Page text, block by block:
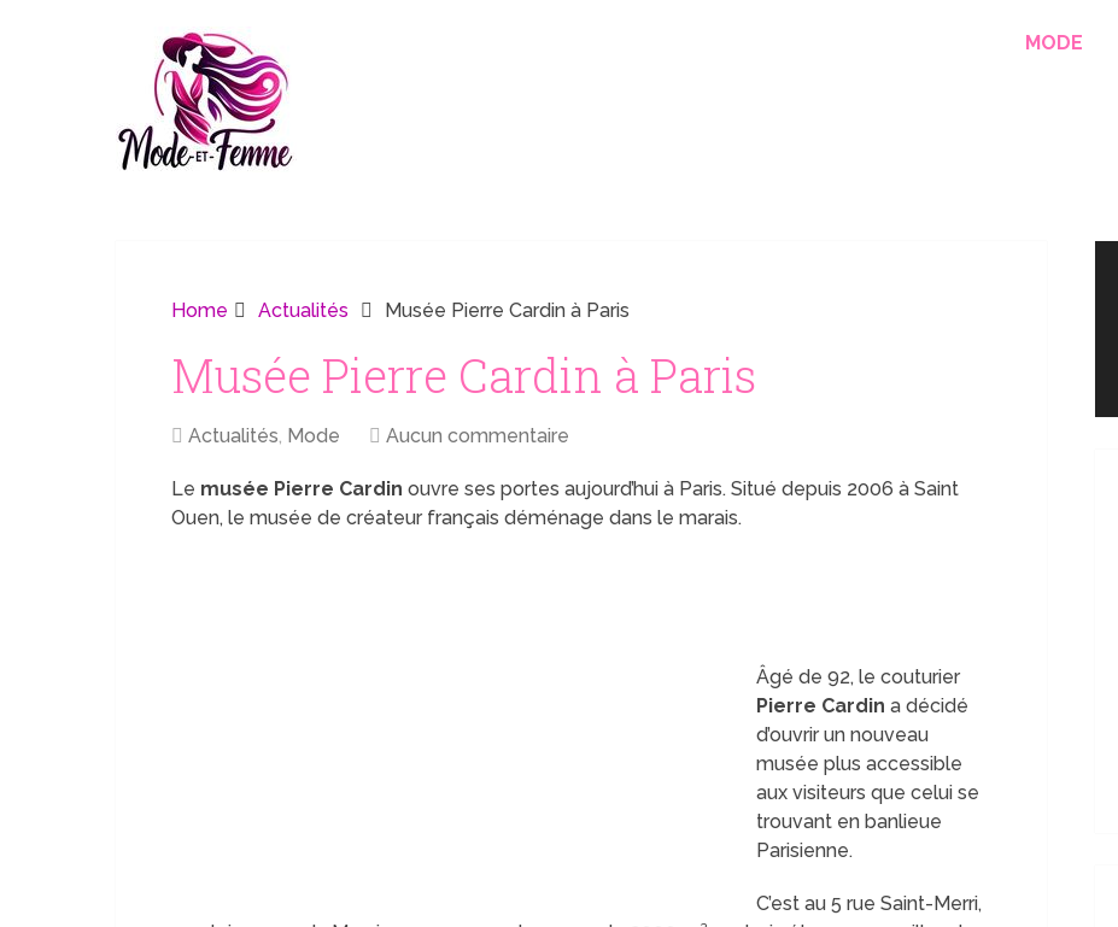
MODE
Home Actualités Musée Pierre Cardin à Paris
Musée Pierre Cardin à Paris
Actualités, Mode Aucun commentaire
Le musée Pierre Cardin ouvre ses portes aujourd’hui à Paris. Situé depuis 2006 à Saint
Ouen, le musée de créateur français déménage dans le marais.
Âgé de 92, le couturier
Pierre Cardin a décidé
d’ouvrir un nouveau
musée plus accessible
aux visiteurs que celui se
trouvant en banlieue
Parisienne.
C’est au 5 rue Saint-Merri,